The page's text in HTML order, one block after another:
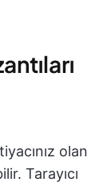
olan
Tarayıcı